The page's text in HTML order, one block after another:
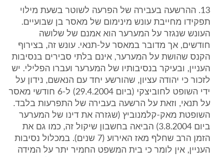
13. ההרשעה בעבירה של הפרעה לשוטר בשעת מילוי
תפקידו מחייבת עונש מינימום של מאסר בן שבועיים.
העונש שנגזר על המערער הוא אמנם של שלושה
חודשים, אך מדובר במאסר על-תנאי. עונש זה, בצירוף
הקנס שהושת על המערער, אינם בלתי סבירים בנסיבות
העניין, ובעיקר בנסיבותיו של המערער ועברו הפלילי. יש
לזכור כי יהודה עציון, שהורשע יחד עם הנאשם, נידון על
ידי השופט לחוביצקי (ביום 29.4.2004) ל-6 חודשי מאסר
על תנאי, וזאת על הרשעה בעבירה של התפרעות בלבד.
השופטת מאק-קלמנוביץ (שגזרה את דינו של המערער
ביום 3.8.2004) הביאה בחשבון שיקול זה, כמו גם את
הזמן הרב שחלף מאז האירוע (7 שנים). במכלול נסיבות
העניין, אין לומר כי בית המשפט החמיר יתר על המידה